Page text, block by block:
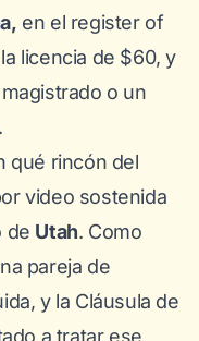
en el register of
licencia de $60, y
o un
qué rincón del
video sostenida
de Utah. Como
pareja de
y la Cláusula de
a tratar ese